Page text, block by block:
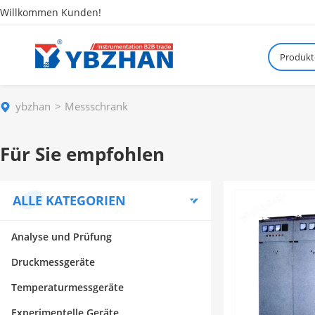
Willkommen Kunden!
ybzhan Messschrank
Für Sie empfohlen
ALLE KATEGORIEN
Analyse und Prüfung
Druckmessgeräte
Temperaturmessgeräte